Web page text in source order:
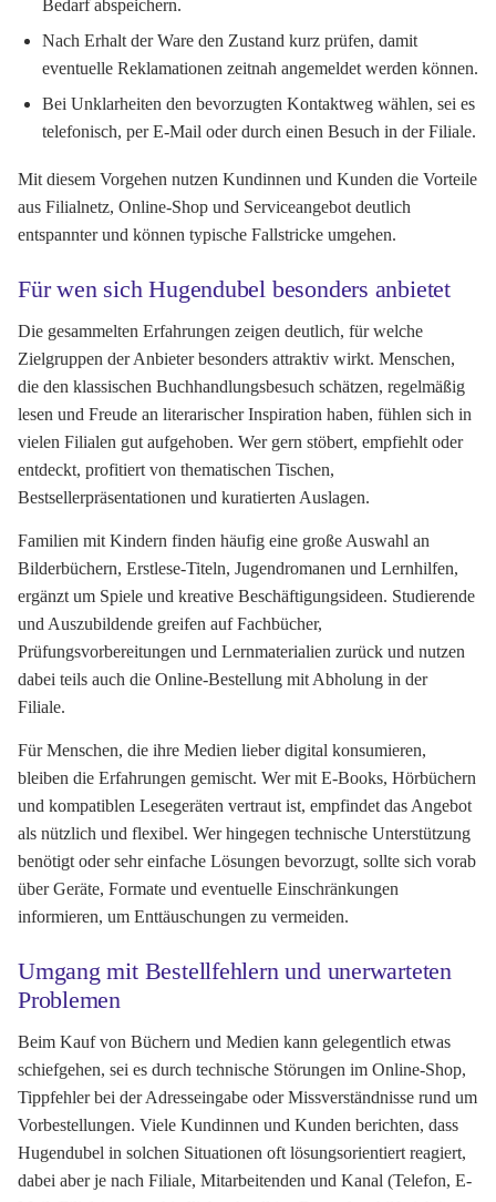
Bedarf abspeichern.
Nach Erhalt der Ware den Zustand kurz prüfen, damit
eventuelle Reklamationen zeitnah angemeldet werden können.
Bei Unklarheiten den bevorzugten Kontaktweg wählen, sei es
telefonisch, per E-Mail oder durch einen Besuch in der Filiale.
Mit diesem Vorgehen nutzen Kundinnen und Kunden die Vorteile
aus Filialnetz, Online-Shop und Serviceangebot deutlich
entspannter und können typische Fallstricke umgehen.
Für wen sich Hugendubel besonders anbietet
Die gesammelten Erfahrungen zeigen deutlich, für welche
Zielgruppen der Anbieter besonders attraktiv wirkt. Menschen,
die den klassischen Buchhandlungsbesuch schätzen, regelmäßig
lesen und Freude an literarischer Inspiration haben, fühlen sich in
vielen Filialen gut aufgehoben. Wer gern stöbert, empfiehlt oder
entdeckt, profitiert von thematischen Tischen,
Bestsellerpräsentationen und kuratierten Auslagen.
Familien mit Kindern finden häufig eine große Auswahl an
Bilderbüchern, Erstlese-Titeln, Jugendromanen und Lernhilfen,
ergänzt um Spiele und kreative Beschäftigungsideen. Studierende
und Auszubildende greifen auf Fachbücher,
Prüfungsvorbereitungen und Lernmaterialien zurück und nutzen
dabei teils auch die Online-Bestellung mit Abholung in der
Filiale.
Für Menschen, die ihre Medien lieber digital konsumieren,
bleiben die Erfahrungen gemischt. Wer mit E-Books, Hörbüchern
und kompatiblen Lesegeräten vertraut ist, empfindet das Angebot
als nützlich und flexibel. Wer hingegen technische Unterstützung
benötigt oder sehr einfache Lösungen bevorzugt, sollte sich vorab
über Geräte, Formate und eventuelle Einschränkungen
informieren, um Enttäuschungen zu vermeiden.
Umgang mit Bestellfehlern und unerwarteten
Problemen
Beim Kauf von Büchern und Medien kann gelegentlich etwas
schiefgehen, sei es durch technische Störungen im Online-Shop,
Tippfehler bei der Adresseingabe oder Missverständnisse rund um
Vorbestellungen. Viele Kundinnen und Kunden berichten, dass
Hugendubel in solchen Situationen oft lösungsorientiert reagiert,
dabei aber je nach Filiale, Mitarbeitenden und Kanal (Telefon, E-